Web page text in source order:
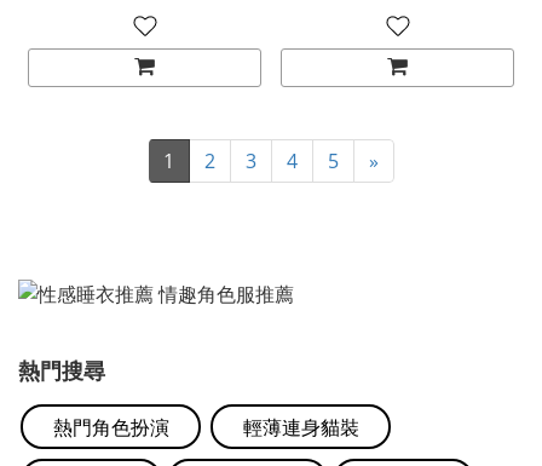
1 2 3 4 5 »
熱門搜尋
熱門角色扮演 輕薄連身貓裝